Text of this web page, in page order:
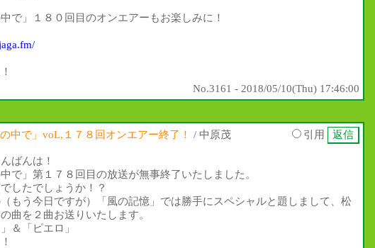
中で」１８０回目のオンエアーもお楽しみに！
No.3161 - 2018/05/10(Thu) 17:46:00
の中で」voL,１７８回オンエアー終了！ / 中原茂 引用
ばんは！
中で」第１７８回目の放送が無事終了いたしました。
したでしょうか！？
もう今日ですが）「風の記憶」では勝手にスペシャルと題しまして、松
曲を２曲お送りいたします。
＆「ピエロ」